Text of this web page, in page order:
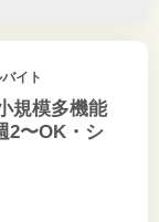
イト
規模多機能
2〜OK・シ